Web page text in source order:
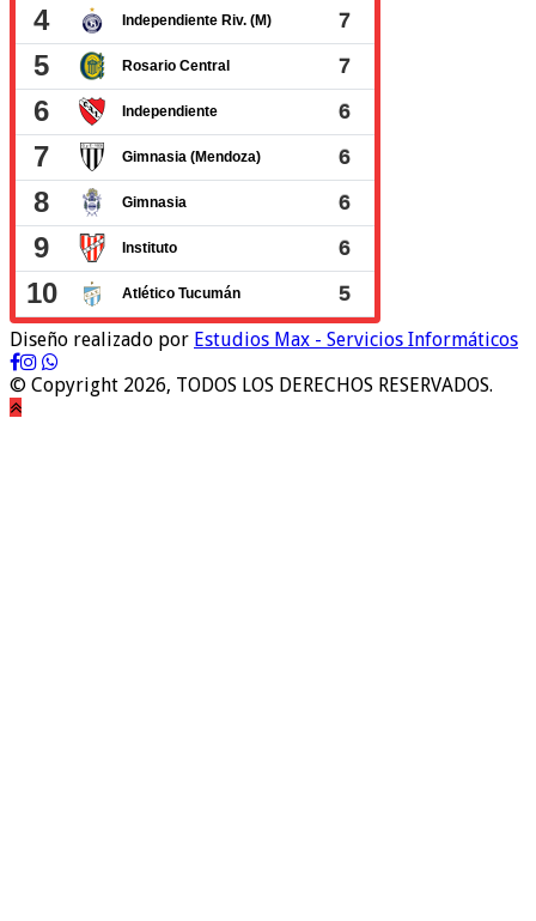
Diseño realizado por Estudios Max - Servicios Informáticos
© Copyright 2026, TODOS LOS DERECHOS RESERVADOS.